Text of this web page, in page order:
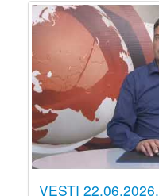
VESTI 22.06.2026.